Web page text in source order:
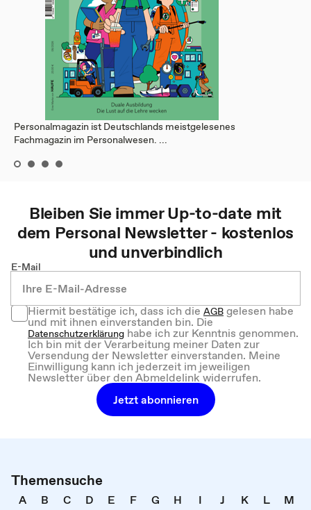
Personalmagazin ist Deutschlands meistgelesenes
Fachmagazin im Personalwesen. ...
Bleiben Sie immer Up-to-date mit
dem Personal Newsletter - kostenlos
und unverbindlich
E-Mail
Hiermit bestätige ich, dass ich dieAGBgelesen habe
und mit ihnen einverstanden bin. Die
Datenschutzerklärung habe ich zur Kenntnis genommen.
Ich bin mit der Verarbeitung meiner Daten zur
Versendung der Newsletter einverstanden. Meine
Einwilligung kann ich jederzeit im jeweiligen
Newsletter über den Abmeldelink widerrufen.
Jetzt abonnieren
Themensuche
A B C D E F G H I J K L
M